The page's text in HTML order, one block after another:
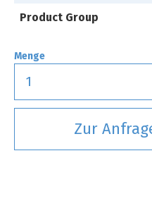
Product Group
Menge
Zur